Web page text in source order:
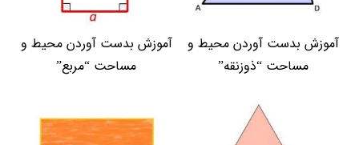
آموزش بدست آوردن محیط و
مساحت “ذوزنقه”
آموزش بدست آوردن محیط و
مساحت “مربع”